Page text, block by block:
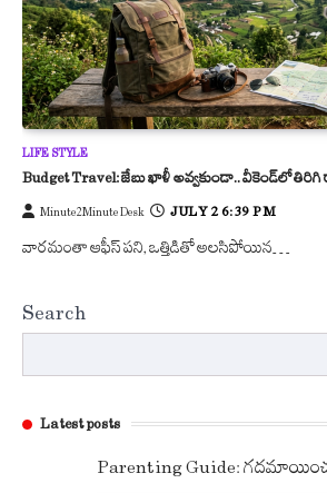
LIFE STYLE
Budget Travel: జేబు ఖాళీ అవ్వకుండా.. వీకెండ్‌లో తిరిగి
Minute2Minute Desk JULY 2 6:39 PM
వారమంతా ఆఫీస్ పని, ఒత్తిడితో అలసిపోయిన…
Search
Latest posts
Parenting Guide: